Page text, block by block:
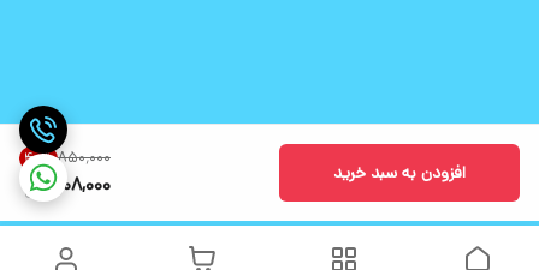
۸۵۰٬۰۰۰ 40%
508,000 افزودن به سبد خرید